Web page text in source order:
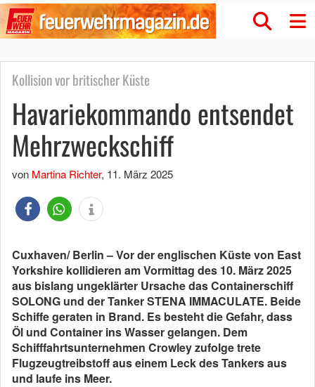
Kollision vor britischer Küste
Havariekommando entsendet
Mehrzweckschiff
von Martina Richter, 11. März 2025
Cuxhaven/ Berlin – Vor der englischen Küste von East
Yorkshire kollidieren am Vormittag des 10. März 2025
aus bislang ungeklärter Ursache das Containerschiff
SOLONG und der Tanker STENA IMMACULATE. Beide
Schiffe geraten in Brand. Es besteht die Gefahr, dass
Öl und Container ins Wasser gelangen. Dem
Schifffahrtsunternehmen Crowley zufolge trete
Flugzeugtreibstoff aus einem Leck des Tankers aus
und laufe ins Meer.